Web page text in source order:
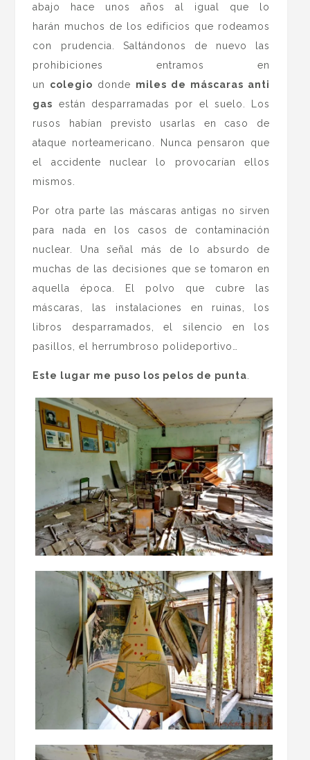
abajo hace unos años al igual que lo
harán muchos de los edificios que rodeamos
con prudencia. Saltándonos de nuevo las
prohibiciones entramos en
un colegio donde miles de máscaras anti
gas están desparramadas por el suelo. Los
rusos habían previsto usarlas en caso de
ataque norteamericano. Nunca pensaron que
el accidente nuclear lo provocarían ellos
mismos.
Por otra parte las máscaras antigas no sirven
para nada en los casos de contaminación
nuclear. Una señal más de lo absurdo de
muchas de las decisiones que se tomaron en
aquella época. El polvo que cubre las
máscaras, las instalaciones en ruinas, los
libros desparramados, el silencio en los
pasillos, el herrumbroso polideportivo…
Este lugar me puso los pelos de punta